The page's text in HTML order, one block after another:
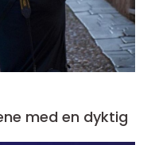
med en dyktig